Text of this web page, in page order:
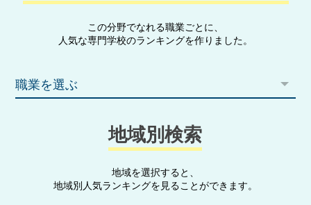
この分野でなれる職業ごとに、
人気な専門学校のランキングを作りました。
職業を選ぶ
地域別検索
地域を選択すると、
地域別人気ランキングを見ることができます。